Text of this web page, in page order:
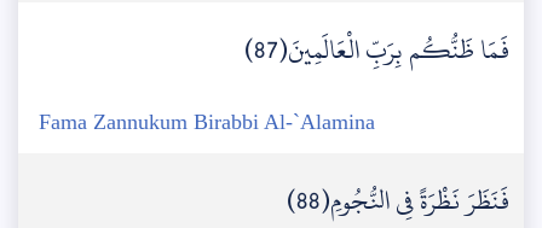
فَمَا ظَنُّكُم بِرَبِّ الْعَالَمِينَ(87)
Fama Zannukum Birabbi Al-`Alamina
فَنَظَرَ نَظْرَةً فِي النُّجُومِ(88)